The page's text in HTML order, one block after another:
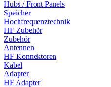
Hubs / Front Panels
Speicher
Hochfrequenztechnik
HF Zubehör
Zubehör
Antennen
HF Konnektoren
Kabel
Adapter
HF Adapter